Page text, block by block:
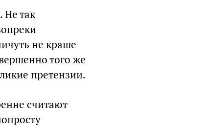
Не так
не краше
того же
претензии.
считают